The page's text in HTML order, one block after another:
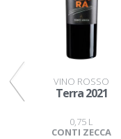
VINO ROSSO
Terra 2021
0,75 L
CONTI ZECCA